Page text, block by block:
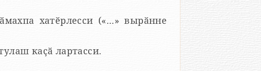
хатӗрлесси («...» вырӑнне
каҫӑ лартасси.